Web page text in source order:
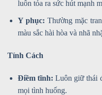
luôn tỏa ra sức hút mạnh
Y phục: Thường mặc
màu sắc hài hòa và nhã
Tính Cách
Điềm tĩnh: Luôn giữ thái
mọi tình huống.